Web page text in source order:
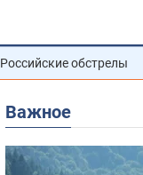
Российские обстрелы
Важное